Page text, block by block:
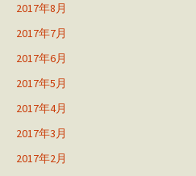
2017年8月
2017年7月
2017年6月
2017年5月
2017年4月
2017年3月
2017年2月